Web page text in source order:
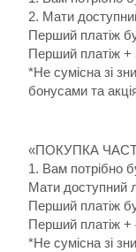
2. Мати
Перший платіж
Перший платіж +
*Не сумісна зі
бонусами та
«ПОКУПКА
1. Вам потрібно
Мати доступний
Перший платіж
Перший платіж +
*Не сумісна зі